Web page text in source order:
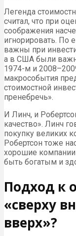
Легенда
считал, что при
соображения
игнорировать. По
важны при
а в США были
1974-м и
макрособытия
стоимостной
пренебречь».
И Линч, и
качество». Линч
покупку великих
Робертсон тоже
хорошие
быть богатым и
Подход к
«сверху
вверх»?